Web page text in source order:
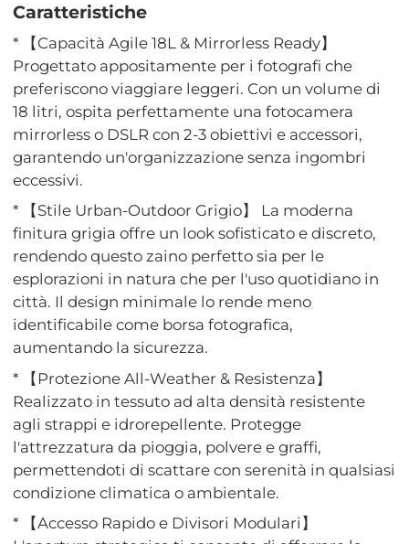
Caratteristiche
* 【Capacità Agile 18L & Mirrorless Ready】
Progettato appositamente per i fotografi che
preferiscono viaggiare leggeri. Con un volume di
18 litri, ospita perfettamente una fotocamera
mirrorless o DSLR con 2-3 obiettivi e accessori,
garantendo un'organizzazione senza ingombri
eccessivi.
* 【Stile Urban-Outdoor Grigio】 La moderna
finitura grigia offre un look sofisticato e discreto,
rendendo questo zaino perfetto sia per le
esplorazioni in natura che per l'uso quotidiano in
città. Il design minimale lo rende meno
identificabile come borsa fotografica,
aumentando la sicurezza.
* 【Protezione All-Weather & Resistenza】
Realizzato in tessuto ad alta densità resistente
agli strappi e idrorepellente. Protegge
l'attrezzatura da pioggia, polvere e graffi,
permettendoti di scattare con serenità in qualsiasi
condizione climatica o ambientale.
* 【Accesso Rapido e Divisori Modulari】